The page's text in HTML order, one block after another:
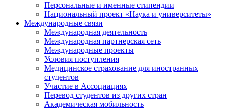
Персональные и именные стипендии
Национальный проект «Наука и университеты»
Международные связи
Международная деятельность
Международная партнерская сеть
Международные проекты
Условия поступления
Медицинское страхование для иностранных
студентов
Участие в Ассоциациях
Перевод студентов из других стран
Академическая мобильность